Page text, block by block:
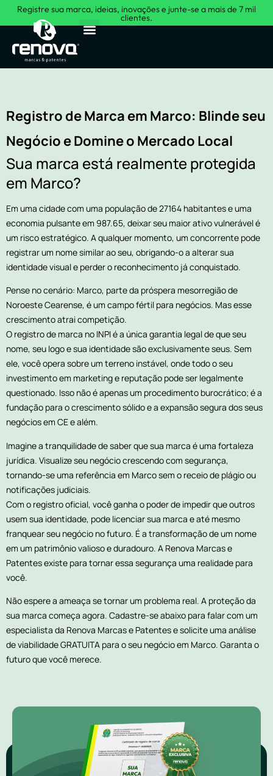
Registre sua marca, ideias, inovações e junte-se a mais de 7 mil
clientes.
Registro de Marca em Marco: Blinde seu
Negócio e Domine o Mercado Local
Sua marca está realmente protegida
em Marco?
Em uma cidade com uma população de 27164 habitantes e uma
economia pulsante em 987.65, deixar seu maior ativo vulnerável é
um risco estratégico. A qualquer momento, um concorrente pode
registrar um nome similar ao seu, obrigando-o a alterar sua
identidade visual e perder o reconhecimento já conquistado.
Pense no cenário: Marco, parte da próspera mesorregião de
Noroeste Cearense, é um campo fértil para negócios. Mas esse
crescimento atrai competição.
O registro de marca no INPI é a única garantia legal de que seu
nome, seu logo e sua identidade são exclusivamente seus. Sem
ele, você opera sobre um terreno instável, onde todo o seu
investimento em marketing e reputação pode ser legalmente
questionado. Isso não é apenas um procedimento burocrático; é a
fundação para o crescimento sólido e a expansão segura dos seus
negócios em CE e além.
Imagine a tranquilidade de saber que sua marca é uma fortaleza
jurídica. Visualize seu negócio crescendo com segurança,
tornando-se uma referência em Marco sem o receio de plágio ou
notificações judiciais.
Com o registro oficial, você ganha o poder de impedir que outros
usem sua identidade, pode licenciar sua marca e até mesmo
franquear seu negócio no futuro. É a transformação de um nome
em um patrimônio valioso e duradouro. A Renova Marcas e
Patentes existe para tornar essa segurança uma realidade para
você.
Não espere a ameaça se tornar um problema real. A proteção da
sua marca começa agora. Cadastre-se abaixo para falar com um
especialista da Renova Marcas e Patentes e solicite uma análise
de viabilidade GRATUITA para o seu negócio em Marco. Garanta o
futuro que você merece.